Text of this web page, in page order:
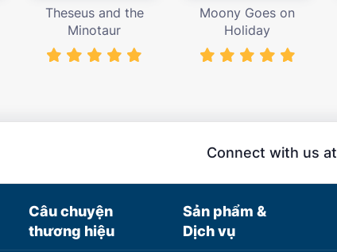
Theseus and the
Minotaur
Moony Goes on
Holiday
Connect with us at
Câu chuyện
thương hiệu
Sản phẩm &
Dịch vụ